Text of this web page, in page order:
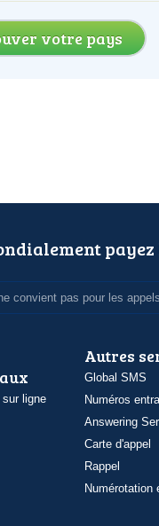
votre pays
convient pas pour les
ligne
Autres
Global SMS
Numéros
Answering
Carte d'appel
Rappel
Numérotation